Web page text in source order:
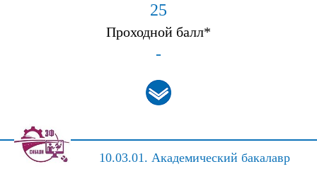
25
Проходной балл*
-
10.03.01. Академический бакалавр